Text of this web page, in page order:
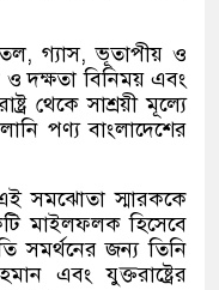
গ্যাস, ভূতাপীয় ও
ও দক্ষতা বিনিময় এবং
থেকে সাশ্রয়ী মূল্যে
পণ্য বাংলাদেশের
এই সমঝোতা স্মারককে
মাইলফলক হিসেবে
সমর্থনের জন্য তিনি
এবং যুক্তরাষ্ট্রের